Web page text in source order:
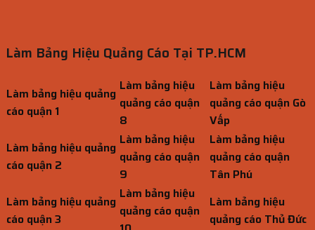
Làm Bảng Hiệu Quảng Cáo Tại TP.HCM
Làm bảng hiệu quảng
cáo quận 1
Làm bảng hiệu
quảng cáo quận
8
Làm bảng hiệu
quảng cáo quận Gò
Vấp
Làm bảng hiệu quảng
cáo quận 2
Làm bảng hiệu
quảng cáo quận
9
Làm bảng hiệu
quảng cáo quận
Tân Phú
Làm bảng hiệu quảng
cáo quận 3
Làm bảng hiệu
quảng cáo quận
Làm bảng hiệu
quảng cáo Thủ Đức